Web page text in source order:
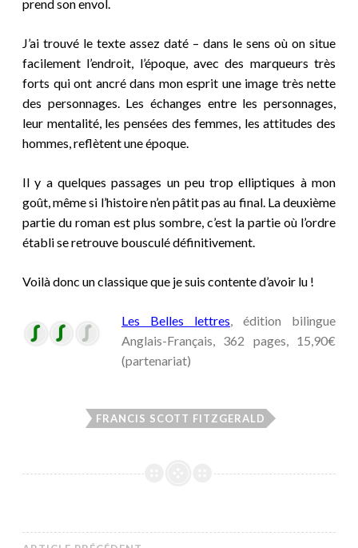
prend son envol.
J’ai trouvé le texte assez daté – dans le sens où on situe
facilement l’endroit, l’époque, avec des marqueurs très
forts qui ont ancré dans mon esprit une image très nette
des personnages. Les échanges entre les personnages,
leur mentalité, les pensées des femmes, les attitudes des
hommes, reflètent une époque.
Il y a quelques passages un peu trop elliptiques à mon
goût, même si l’histoire n’en pâtit pas au final. La deuxième
partie du roman est plus sombre, c’est la partie où l’ordre
établi se retrouve bousculé définitivement.
Voilà donc un classique que je suis contente d’avoir lu !
Les Belles lettres , édition bilingue
Anglais-Français, 362 pages, 15,90€
(partenariat)
FRANCIS SCOTT FITZGERALD